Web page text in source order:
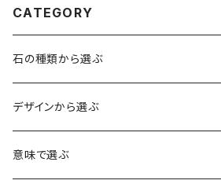
CATEGORY
石の種類から選ぶ
水晶（クォーツ）
アイリスクォーツ（虹入り水晶）
ローズクォーツ（紅水晶）
デザインから選ぶ
龍彫刻（水晶）
意味で選ぶ